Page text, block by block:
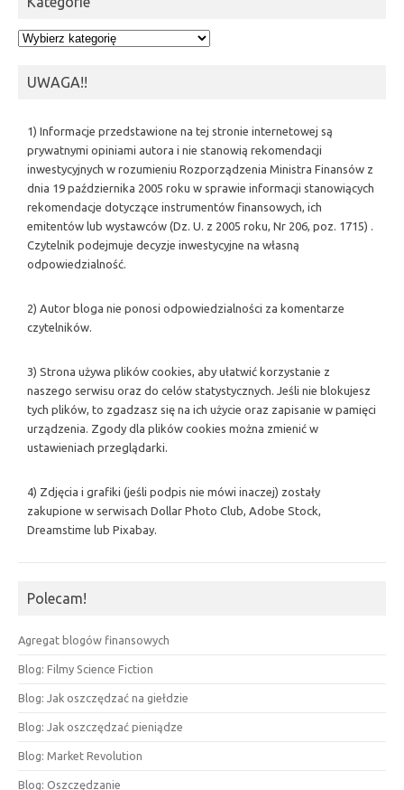
Kategorie
UWAGA!!
1) Informacje przedstawione na tej stronie internetowej są
prywatnymi opiniami autora i nie stanowią rekomendacji
inwestycyjnych w rozumieniu Rozporządzenia Ministra Finansów z
dnia 19 października 2005 roku w sprawie informacji stanowiących
rekomendacje dotyczące instrumentów finansowych, ich
emitentów lub wystawców (Dz. U. z 2005 roku, Nr 206, poz. 1715) .
Czytelnik podejmuje decyzje inwestycyjne na własną
odpowiedzialność.
2) Autor bloga nie ponosi odpowiedzialności za komentarze
czytelników.
3) Strona używa plików cookies, aby ułatwić korzystanie z
naszego serwisu oraz do celów statystycznych. Jeśli nie blokujesz
tych plików, to zgadzasz się na ich użycie oraz zapisanie w pamięci
urządzenia. Zgody dla plików cookies można zmienić w
ustawieniach przeglądarki.
4) Zdjęcia i grafiki (jeśli podpis nie mówi inaczej) zostały
zakupione w serwisach Dollar Photo Club, Adobe Stock,
Dreamstime lub Pixabay.
Polecam!
Agregat blogów finansowych
Blog: Filmy Science Fiction
Blog: Jak oszczędzać na giełdzie
Blog: Jak oszczędzać pieniądze
Blog: Market Revolution
Blog: Oszczędzanie